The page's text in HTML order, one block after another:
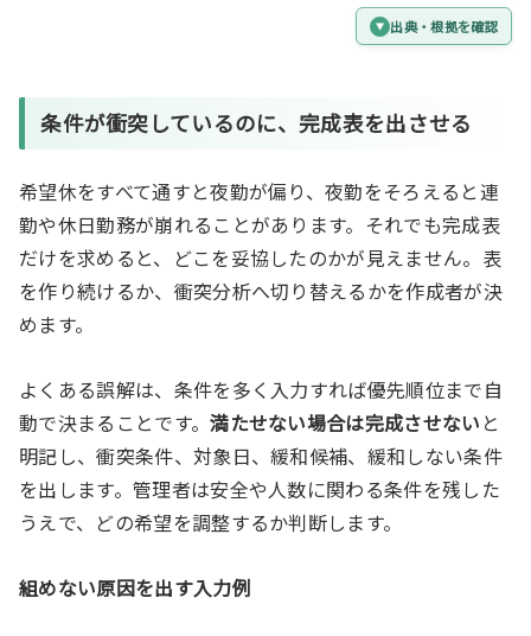
出典・根拠を確認
条件が衝突しているのに、完成表を出させる
希望休をすべて通すと夜勤が偏り、夜勤をそろえると連
勤や休日勤務が崩れることがあります。それでも完成表
だけを求めると、どこを妥協したのかが見えません。表
を作り続けるか、衝突分析へ切り替えるかを作成者が決
めます。
よくある誤解は、条件を多く入力すれば優先順位まで自
動で決まることです。満たせない場合は完成させない と
明記し、衝突条件、対象日、緩和候補、緩和しない条件
を出します。管理者は安全や人数に関わる条件を残した
うえで、どの希望を調整するか判断します。
組めない原因を出す入力例